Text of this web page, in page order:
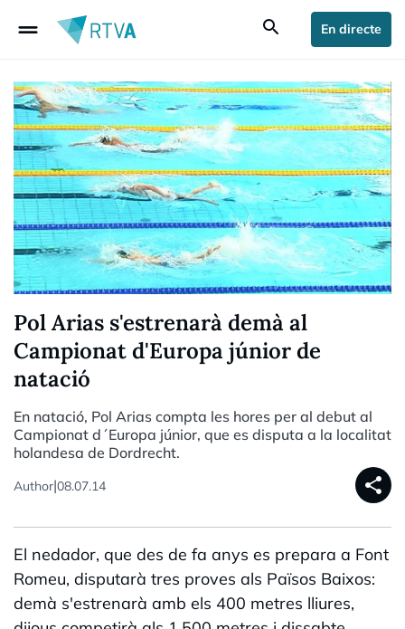
drag_handle search En directe
Pol Arias s'estrenarà demà al
Campionat d'Europa júnior de
natació
En natació, Pol Arias compta les hores per al debut al
Campionat d´Europa júnior, que es disputa a la localitat
holandesa de Dordrecht.
Author|08.07.14 share
El nedador, que des de fa anys es prepara a Font
Romeu, disputarà tres proves als Països Baixos:
demà s'estrenarà amb els 400 metres lliures,